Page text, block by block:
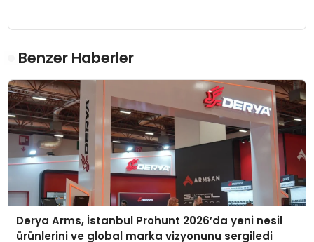
Benzer Haberler
Derya Arms, İstanbul Prohunt 2026’da yeni nesil
ürünlerini ve global marka vizyonunu sergiledi